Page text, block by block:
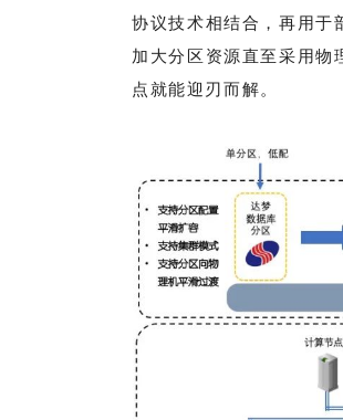
协议技术相结合，再用于
加大分区资源直至采用物
点就能迎刃而解。